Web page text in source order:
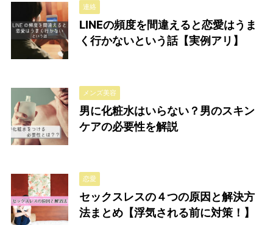
連絡
LINEの頻度を間違えると恋愛はうま
く行かないという話【実例アリ】
メンズ美容
男に化粧水はいらない？男のスキン
ケアの必要性を解説
恋愛
セックスレスの４つの原因と解決方
法まとめ【浮気される前に対策！】